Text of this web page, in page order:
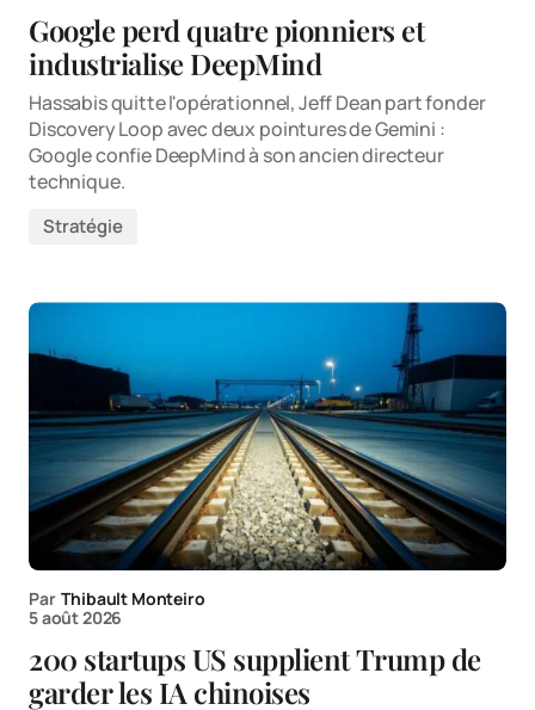
Google perd quatre pionniers et
industrialise DeepMind
Hassabis quitte l'opérationnel, Jeff Dean part fonder
Discovery Loop avec deux pointures de Gemini :
Google confie DeepMind à son ancien directeur
technique.
Stratégie
Par Thibault Monteiro
5 août 2026
200 startups US supplient Trump de
garder les IA chinoises